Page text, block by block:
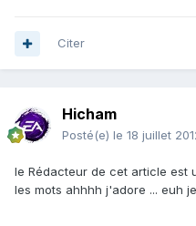
Citer
Hicham
Posté(e) le 18 juillet
le Rédacteur de cet article est
les mots ahhhh j'adore ... euh